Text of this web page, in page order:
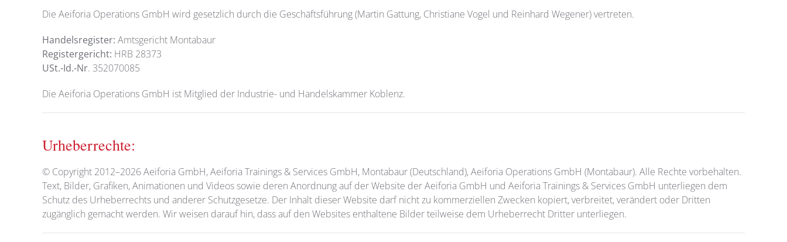
Die Aeiforia Operations GmbH wird gesetzlich durch die Geschäftsführung (Martin Gattung, Christiane Vogel und Reinhard Wegener) vertreten.
Handelsregister: Amtsgericht Montabaur
Registergericht: HRB 28373
USt.-Id.-Nr. 352070085
Die Aeiforia Operations GmbH ist Mitglied der Industrie- und Handelskammer Koblenz.
Urheberrechte:
© Copyright 2012–2026Aeiforia GmbH, Aeiforia Trainings & Services GmbH, Montabaur (Deutschland), Aeiforia Operations GmbH (Montabaur). Alle Rechte vorbehalten.
Text, Bilder, Grafiken, Animationen und Videos sowie deren Anordnung auf der Website der Aeiforia GmbH und Aeiforia Trainings & Services GmbH unterliegen dem
Schutz des Urheberrechts und anderer Schutzgesetze. Der Inhalt dieser Website darf nicht zu kommerziellen Zwecken kopiert, verbreitet, verändert oder Dritten
zugänglich gemacht werden. Wir weisen darauf hin, dass auf den Websites enthaltene Bilder teilweise dem Urheberrecht Dritter unterliegen.